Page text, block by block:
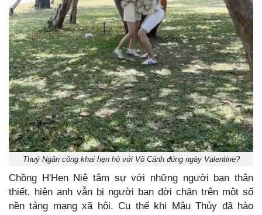
Thuý Ngân công khai hẹn hò với Võ Cảnh đúng ngày Valentine?
Chồng H'Hen Niê tâm sự với những người bạn thân
thiết, hiện anh vẫn bị người bạn đời chặn trên một số
nền tảng mạng xã hội. Cụ thể khi Mâu Thủy đã hào